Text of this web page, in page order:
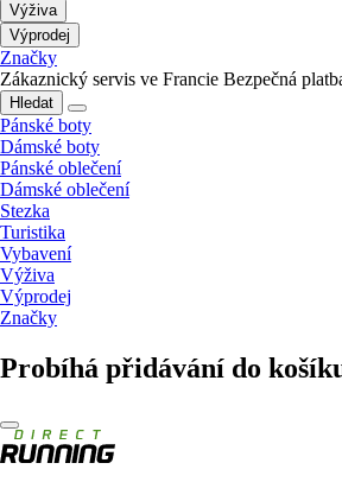
Výživa
Výprodej
Značky
Zákaznický servis ve Francie Bezpečná
Hledat
Pánské boty
Dámské boty
Pánské oblečení
Dámské oblečení
Stezka
Turistika
Vybavení
Výživa
Výprodej
Značky
Probíhá přidávání do